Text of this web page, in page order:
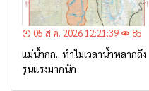
05 ส.ค. 2026 12:21:39 85
แม่น้ำกก.. ทำไมเวลาน้ำหลากถึง
รุนแรงมากนัก